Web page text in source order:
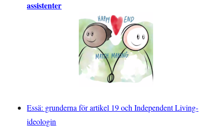
assistenter
Essä: grunderna för artikel 19 och Independent Living-
ideologin